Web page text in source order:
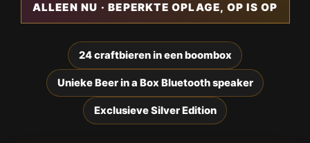
ALLEEN NU · BEPERKTE OPLAGE, OP IS OP
24 craftbieren in een boombox
Unieke Beer in a Box Bluetooth speaker
Exclusieve Silver Edition